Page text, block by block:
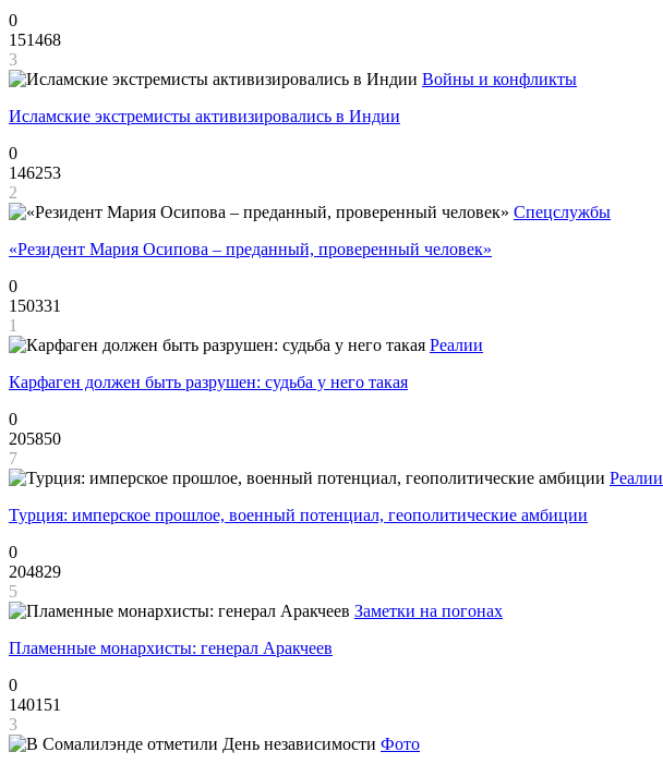
0
151468
3
Войны и конфликты
Исламские экстремисты активизировались в Индии
0
146253
2
Спецслужбы
«Резидент Мария Осипова – преданный, проверенный человек»
0
150331
1
Реалии
Карфаген должен быть разрушен: судьба у него такая
0
205850
7
Реалии
Турция: имперское прошлое, военный потенциал, геополитические амбиции
0
204829
5
Заметки на погонах
Пламенные монархисты: генерал Аракчеев
0
140151
3
Фото